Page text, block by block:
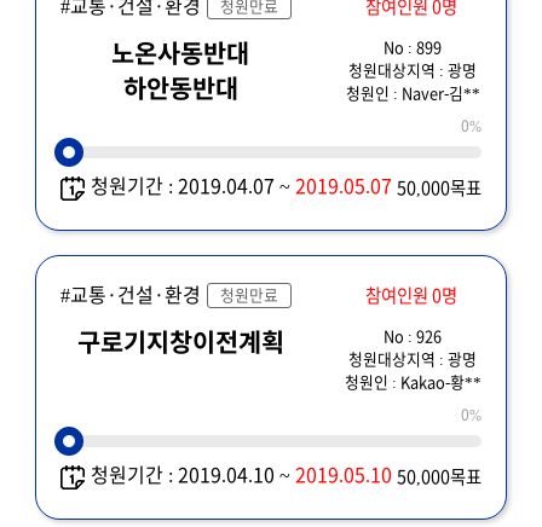
#교통·건설·환경 청원만료 참여인원 0명
노온사동반대
하안동반대
No : 899
청원대상지역 : 광명
청원인 : Naver-김**
0%
청원기간 : 2019.04.07 ~2019.05.07 50,000목표
#교통·건설·환경 청원만료 참여인원 0명
구로기지창이전계획
No : 926
청원대상지역 : 광명
청원인 : Kakao-황**
0%
청원기간 : 2019.04.10 ~2019.05.10 50,000목표